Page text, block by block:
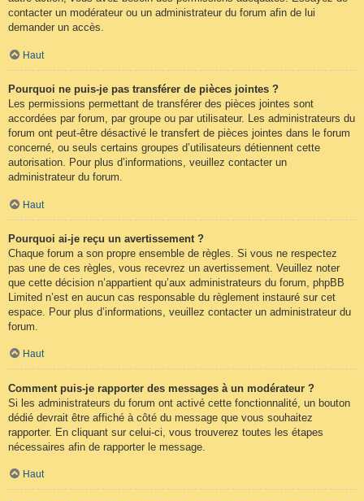
contacter un modérateur ou un administrateur du forum afin de lui
demander un accès.
Haut
Pourquoi ne puis-je pas transférer de pièces jointes ?
Les permissions permettant de transférer des pièces jointes sont
accordées par forum, par groupe ou par utilisateur. Les administrateurs du
forum ont peut-être désactivé le transfert de pièces jointes dans le forum
concerné, ou seuls certains groupes d’utilisateurs détiennent cette
autorisation. Pour plus d’informations, veuillez contacter un
administrateur du forum.
Haut
Pourquoi ai-je reçu un avertissement ?
Chaque forum a son propre ensemble de règles. Si vous ne respectez
pas une de ces règles, vous recevrez un avertissement. Veuillez noter
que cette décision n’appartient qu’aux administrateurs du forum, phpBB
Limited n’est en aucun cas responsable du règlement instauré sur cet
espace. Pour plus d’informations, veuillez contacter un administrateur du
forum.
Haut
Comment puis-je rapporter des messages à un modérateur ?
Si les administrateurs du forum ont activé cette fonctionnalité, un bouton
dédié devrait être affiché à côté du message que vous souhaitez
rapporter. En cliquant sur celui-ci, vous trouverez toutes les étapes
nécessaires afin de rapporter le message.
Haut